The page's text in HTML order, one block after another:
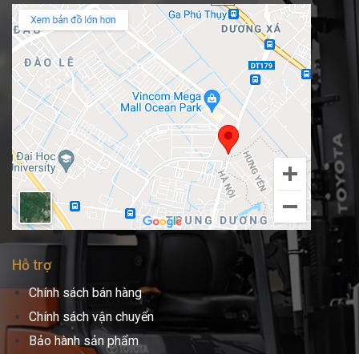
Hỗ trợ
Chính sách bán hàng
Chính sách vận chuyển
Bảo hành sản phẩm